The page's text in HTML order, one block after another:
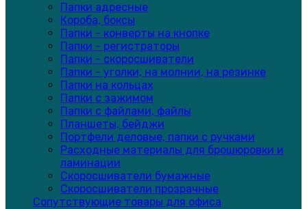
Папки адресные
Короба, боксы
Папки - конверты на кнопке
Папки - регистраторы
Папки - скоросшиватели
Папки - уголки, на молнии, на резинке
Папки на кольцах
Папки с зажимом
Папки с файлами, файлы
Планшеты, бейджи
Портфели деловые, папки с ручками
Расходные материалы для брошюровки и
ламинации
Скоросшиватели бумажные
Скоросшиватели прозрачные
Сопутствующие товары для офиса